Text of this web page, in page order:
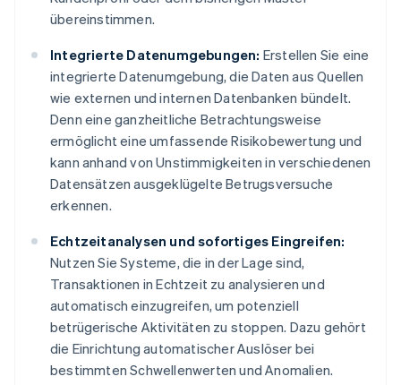
übereinstimmen.
Integrierte Datenumgebungen: Erstellen Sie eine
integrierte Datenumgebung, die Daten aus Quellen
wie externen und internen Datenbanken bündelt.
Denn eine ganzheitliche Betrachtungsweise
ermöglicht eine umfassende Risikobewertung und
kann anhand von Unstimmigkeiten in verschiedenen
Datensätzen ausgeklügelte Betrugsversuche
erkennen.
Echtzeitanalysen und sofortiges Eingreifen:
Nutzen Sie Systeme, die in der Lage sind,
Transaktionen in Echtzeit zu analysieren und
automatisch einzugreifen, um potenziell
betrügerische Aktivitäten zu stoppen. Dazu gehört
die Einrichtung automatischer Auslöser bei
bestimmten Schwellenwerten und Anomalien.